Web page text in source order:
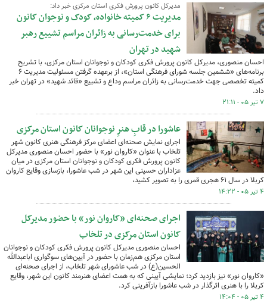
مدیرکل کانون پرورش فکری استان مرکزی خبر داد:
مدیریت ۶ کمیته خانواده، کودک و نوجوان کانون
برای خدمت‌رسانی به زائران مراسم تشییع رهبر
شهید در تهران
احسان منصوری، مدیرکل کانون پرورش فکری کودکان و نوجوانان استان مرکزی، با تشریح
برنامه‌های «ششمین جلسه شورای فرهنگی استان»، از برعهده گرفتن مسئولیت مدیریت ۶
کمیته تخصصی جهت خدمت‌رسانی به زائران مراسم وداع و تشییع «قائد شهید» در تهران خبر
داد.
۷ تیر ۰۵ - ۲۱:۱۱
عاشورا در قابِ هنرِ نوجوانان کانون استان مرکزی
اجرای نمایش صحنه‌ای اعضای مرکز فرهنگی هنری کانون شهر
تلخاب با عنوان «کاروان نور» با حضور احسان منصوری مدیرکل
کانون پرورش فکری کودکان و نوجوانان استان مرکزی در میان
عزاداران حسینی این شهر در شب عاشورا، بازسازی وقایع کاروان
کربلا در سال ۶۱ هجری قمری را به تصویر کشید،
۴ تیر ۰۵ - ۱۴:۲۲
اجرای صحنه‌ای «کاروان نور» با حضور مدیرکل
کانون استان مرکزی در تلخاب
احسان منصوری مدیرکل کانون پرورش فکری کودکان و نوجوانان
استان مرکزی هم‌زمان با حضور در آیین‌های سوگواری اباعبدالله
الحسین(ع) در شب عاشورای شهر تلخاب، از اجرای صحنه‌ای
«کاروان نور» نیز بازدید کرد؛ نمایشی آیینی که به همت اعضای هنرمند کانون این شهر، وقایع
کربلا را با هنری اثرگذار در شب عاشورا بازآفرینی کرد.
۴ تیر ۰۵ - ۱۴:۰۴